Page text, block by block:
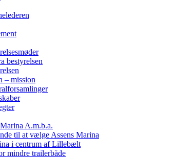
bestyrelsen
– mission
A.m.b.a.
til at vælge Assens Marina
i centrum af Lillebælt
mindre trailerbåde